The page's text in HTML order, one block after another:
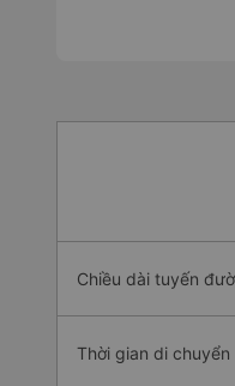
Chiều dài tuyến
Thời gian di chuyển